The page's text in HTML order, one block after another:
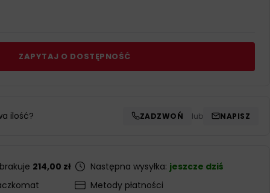
ZAPYTAJ O DOSTĘPNOŚĆ
ilość? ZADZWOŃ lub NAPISZ
214,00 zł
Następna wysyłka: jeszcze dziś
Metody płatności